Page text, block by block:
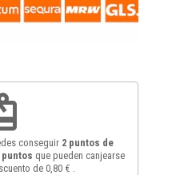
conseguir 2 puntos de
puntos que pueden canjearse
de 0,80 €